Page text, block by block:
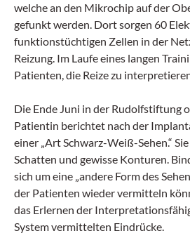
welche an den Mikrochip auf der
gefunkt werden. Dort sorgen 60
funktionstüchtigen Zellen in der
Reizung. Im Laufe eines langen
Patienten, die Reize zu
Die Ende Juni in der Rudolfstiftung
Patientin berichtet nach der
einer „Art Schwarz-Weiß-Sehen.“
Schatten und gewisse Konturen.
sich um eine „andere Form des
der Patienten wieder vermitteln
das Erlernen der
System vermittelten Eindrücke.